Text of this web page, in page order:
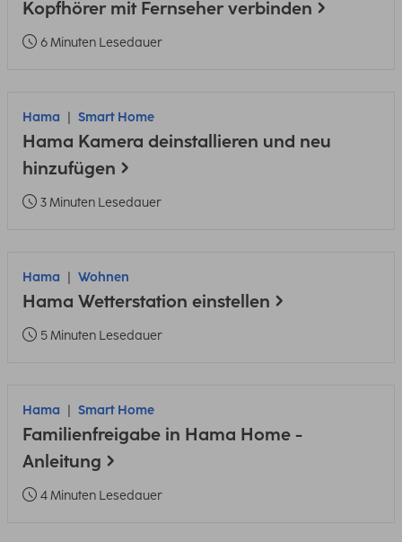
Kopfhörer mit Fernseher verbinden
6 Minuten Lesedauer
Hama Smart Home
Hama Kamera deinstallieren und neu
hinzufügen
3 Minuten Lesedauer
Hama Wohnen
Hama Wetterstation einstellen
5 Minuten Lesedauer
Hama Smart Home
Familienfreigabe in Hama Home -
Anleitung
4 Minuten Lesedauer